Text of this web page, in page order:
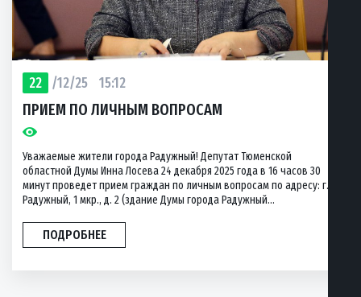
22 /12/25 15:12
ПРИЕМ ПО ЛИЧНЫМ ВОПРОСАМ
Уважаемые жители города Радужный! Депутат Тюменской
областной Думы Инна Лосева 24 декабря 2025 года в 16 часов 30
минут проведет прием граждан по личным вопросам по адресу: г.
Радужный, 1 мкр., д. 2 (здание Думы города Радужный...
ПОДРОБНЕЕ